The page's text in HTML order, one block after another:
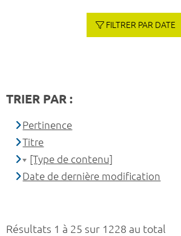
Résultats 1 à 25 sur 1228 au total
FILTRER PAR DATE
TRIER PAR :
Pertinence
Titre
[Type de contenu]
Date de dernière modification